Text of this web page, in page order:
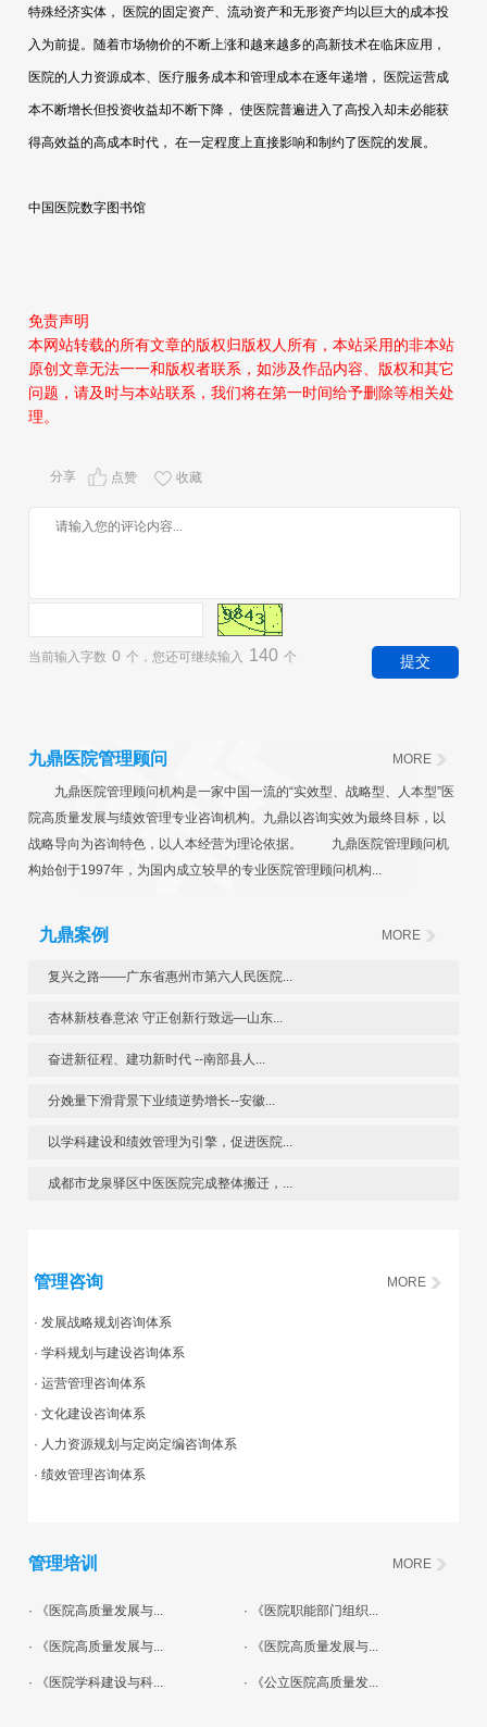
特殊经济实体， 医院的固定资产、流动资产和无形资产均以巨大的成本投
入为前提。随着市场物价的不断上涨和越来越多的高新技术在临床应用，
医院的人力资源成本、医疗服务成本和管理成本在逐年递增， 医院运营成
本不断增长但投资收益却不断下降， 使医院普遍进入了高投入却未必能获
得高效益的高成本时代， 在一定程度上直接影响和制约了医院的发展。
中国医院数字图书馆
免责声明
本网站转载的所有文章的版权归版权人所有，本站采用的非本站
原创文章无法一一和版权者联系，如涉及作品内容、版权和其它
问题，请及时与本站联系，我们将在第一时间给予删除等相关处
理。
分享 点赞 收藏
当前输入字数 0 个，您还可继续输入 140 个
九鼎医院管理顾问 MORE
九鼎医院管理顾问机构是一家中国一流的“实效型、战略型、人本型”医
院高质量发展与绩效管理专业咨询机构。九鼎以咨询实效为最终目标，以
战略导向为咨询特色，以人本经营为理论依据。 九鼎医院管理顾问机
构始创于1997年，为国内成立较早的专业医院管理顾问机构...
九鼎案例 MORE
复兴之路——广东省惠州市第六人民医院...
杏林新枝春意浓 守正创新行致远—山东...
奋进新征程、建功新时代 --南部县人...
分娩量下滑背景下业绩逆势增长--安徽...
以学科建设和绩效管理为引擎，促进医院...
成都市龙泉驿区中医医院完成整体搬迁，...
管理咨询 MORE
· 发展战略规划咨询体系
· 学科规划与建设咨询体系
· 运营管理咨询体系
· 文化建设咨询体系
· 人力资源规划与定岗定编咨询体系
· 绩效管理咨询体系
管理培训 MORE
· 《医院高质量发展与... · 《医院职能部门组织...
· 《医院高质量发展与... · 《医院高质量发展与...
· 《医院学科建设与科... · 《公立医院高质量发...